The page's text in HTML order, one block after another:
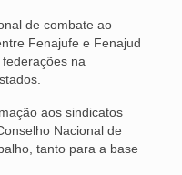
de combate ao
Fenajufe e Fenajud
na
aos sindicatos
Nacional de
tanto para a base